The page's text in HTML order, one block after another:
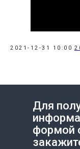
2021-12-31 10:00
Для
формой